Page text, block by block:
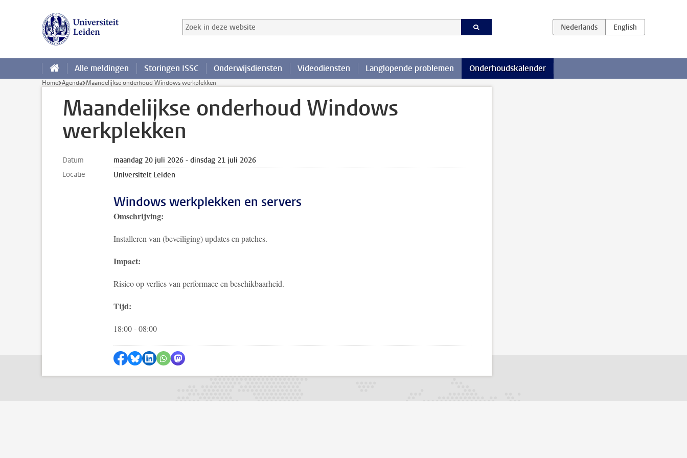
Zoek in deze website
Zoekterm
Alle meldingen Storingen ISSC Onderwijsdiensten Videodiensten Langlopende problemen Onderhoudskalender
Home Agenda Maandelijkse onderhoud Windows werkplekken
Maandelijkse onderhoud Windows
werkplekken
Datum
maandag 20 juli 2026 - dinsdag 21 juli 2026
Locatie
Universiteit Leiden
Windows werkplekken en servers
Omschrijving:
Installeren van (beveiliging) updates en patches.
Impact:
Risico op verlies van performace en beschikbaarheid.
Tijd:
18:00 - 08:00
Delen op Facebook
Delen via Bluesky
Delen op LinkedIn
Delen via WhatsApp
Delen via Mastodon